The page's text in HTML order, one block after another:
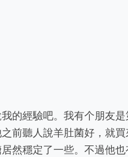
的經驗吧。我有个朋友
前聽人說羊肚菌好，就
然穩定了一些。不過他